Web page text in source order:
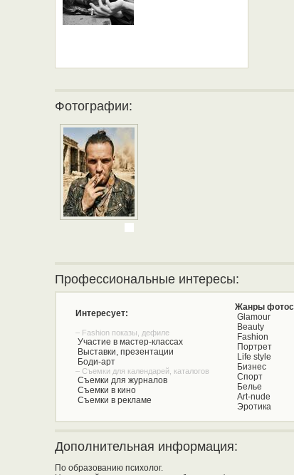
Фотографии:
Профессиональные интересы:
Интересует:
– Fashion показы, дефиле
Участие в мастер-классах
Выставки, презентации
Боди-арт
– Съемки для календарей, каталогов
Съемки для журналов
Съемки в кино
Съемки в рекламе
Жанры
Glamour
Beauty
Fashion
Портрет
Life style
Бизнес
Спорт
Белье
Art-nude
Эротика
Дополнительная информация:
По образованию психолог.